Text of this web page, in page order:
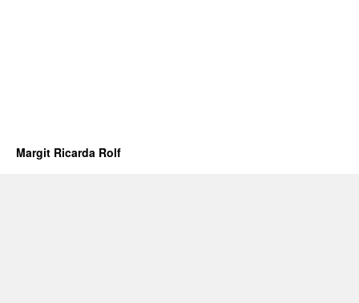
Margit Ricarda Rolf